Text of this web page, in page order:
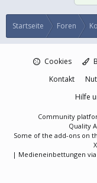
Startseite Foren
Cookies
Kontakt
Hilfe
Community
Quality
Some of the add-ons on
| Medieneinbettungen via